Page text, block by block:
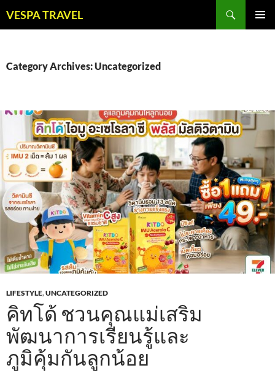
toVESPA TRAVEL
Category Archives: Uncategorized
LIFESTYLE,UNCATEGORIZED
คิทโด้ ชวนคุณแม่เสริม
พัฒนาการเรียนรู้และ
ภูมิคุ้มกันลูกน้อย